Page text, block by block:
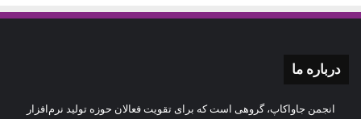
درباره‌ ما
انجمن جاواکاپ، گروهی است که برای تقویت فعالان حوزه‌ تولید نرم‌افزار